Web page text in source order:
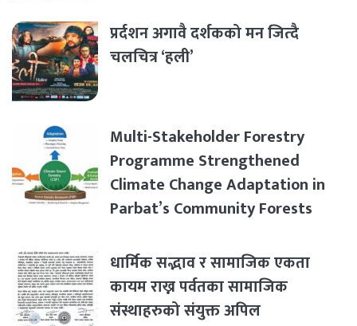
प्रर्दशन अगावै दर्शकको मन जित्दै
चलचित्र ‘हली’
Multi-Stakeholder Forestry
Programme Strengthened
Climate Change Adaptation in
Parbat’s Community Forests
धार्मिक सद्भाव र सामाजिक एकता
कायम राख्न पर्वतका सामाजिक
संस्थाहरुको संयुक्त अपिल